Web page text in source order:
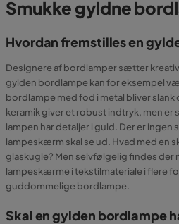
Smukke gyldne
Hvordan fremstilles en
Designere af bordlamper sætter
gylden bordlampe kan for eksempel
bordlampe med fod i metal bliver slank
keramik giver et robust indtryk, men
lampen har detaljer i guld. Der er
lampeskærm skal se ud. Hvad med en
glaskugle? Men selvfølgelig findes der
lampeskærme i tekstilmateriale i flere
guddommelige bordlampe.
Skal en gylden bordlampe